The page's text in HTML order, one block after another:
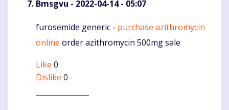
Bmsgvu - 2022-04-14 - 05:07
Komentaras
furosemide generic - purchase azithromycin
online order azithromycin 500mg sale
Like 0
Dislike 0